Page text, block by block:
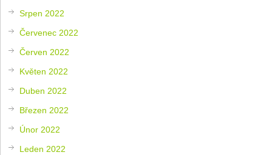
Srpen 2022
Červenec 2022
Červen 2022
Květen 2022
Duben 2022
Březen 2022
Únor 2022
Leden 2022